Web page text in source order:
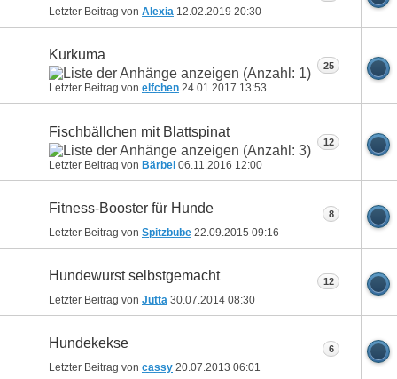
Letzter Beitrag von Alexia 12.02.2019 20:30
Kurkuma
Letzter Beitrag von elfchen 24.01.2017 13:53
25
Fischbällchen mit Blattspinat
Letzter Beitrag von Bärbel 06.11.2016 12:00
12
Fitness-Booster für Hunde
Letzter Beitrag von Spitzbube 22.09.2015 09:16
8
Hundewurst selbstgemacht
Letzter Beitrag von Jutta 30.07.2014 08:30
12
Hundekekse
Letzter Beitrag von cassy 20.07.2013 06:01
6